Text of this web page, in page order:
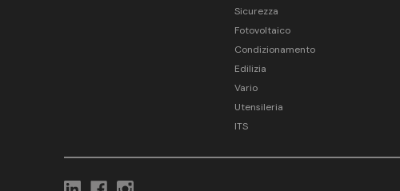
Sicurezza
Fotovoltaico
Condizionamento
Edilizia
Vario
Utensileria
ITS